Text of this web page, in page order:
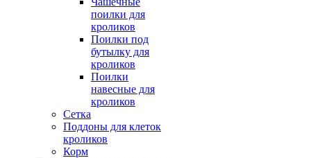
поилки для
кроликов
Поилки под
бутылку для
кроликов
Поилки
навесные для
кроликов
Сетка
Поддоны для клеток
кроликов
Корм